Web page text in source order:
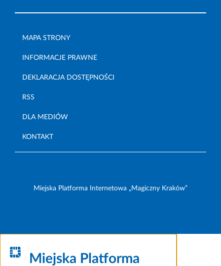
MAPA STRONY
INFORMACJE PRAWNE
DEKLARACJA DOSTĘPNOŚCI
RSS
DLA MEDIÓW
KONTAKT
Miejska Platforma Internetowa „Magiczny Kraków”
Miejska Platforma